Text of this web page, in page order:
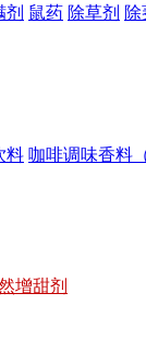
剂 鼠药 除草剂
料 咖啡调味香料
增甜剂